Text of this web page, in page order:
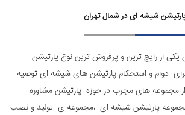
شیشه ای در شمال تهران
از رایج ترین و پرفروش ترین نوع پارتیشن
دوام و استحکام پارتیشن های شیشه ای توصیه
مجموعه های مجرب در حوزه پارتیشن مشاوره
مجموعه پارتیشن شیشه ای ،مجموعه ی تولید و نصب